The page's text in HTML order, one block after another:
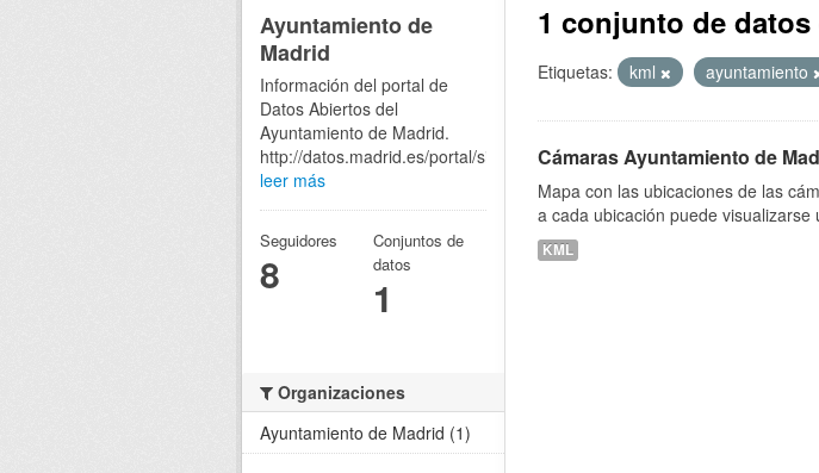
1 conjunto de
Etiquetas: kml ayuntamiento
Cámaras Ayuntamiento de
Mapa con las ubicaciones de las
a cada ubicación puede
KML
Ayuntamiento de
Madrid
Información del portal de
Datos Abiertos del
Ayuntamiento de Madrid.
http://datos.madrid.es/portal/site/egob
leer más
Seguidores
8
Conjuntos de
datos
1
Organizaciones
Ayuntamiento de Madrid (1)